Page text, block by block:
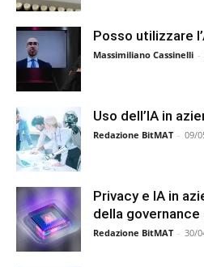
Posso utilizzare
Massimiliano Cassinelli -
Uso dell’IA in
Redazione BitMAT - 09/
Privacy e IA in
della governance
Redazione BitMAT - 30/